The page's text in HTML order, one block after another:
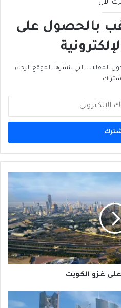
الآن
بالحصول على
المقالات التي ينشرها الموقع الرجاء